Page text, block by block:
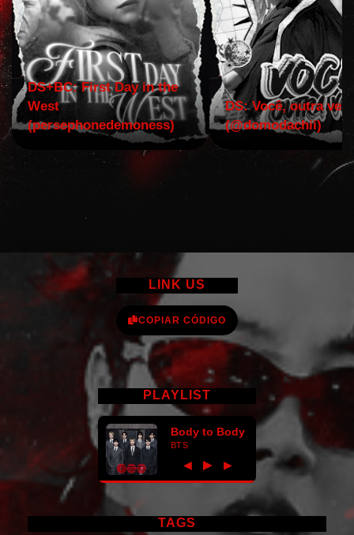
DS+BC: First Day in the
West
(persephonedemoness)
DS: Você, outra vez!
(@domodachii)
LINK US
COPIAR CÓDIGO
PLAYLIST
Body to Body
BTS
◀ ► ▶
TAGS